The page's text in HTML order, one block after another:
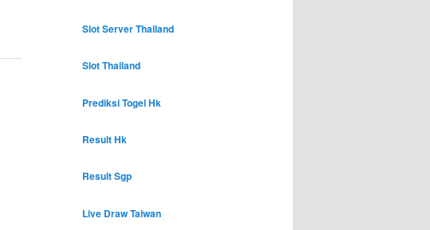
Slot Server Thailand
Slot Thailand
Prediksi Togel Hk
Result Hk
Result Sgp
Live Draw Taiwan